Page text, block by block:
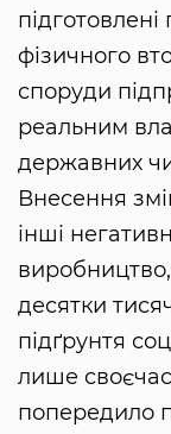
фізичного
споруди
реальним
державних
Внесення
інші
десятки
підґрунтя
лише
попередило